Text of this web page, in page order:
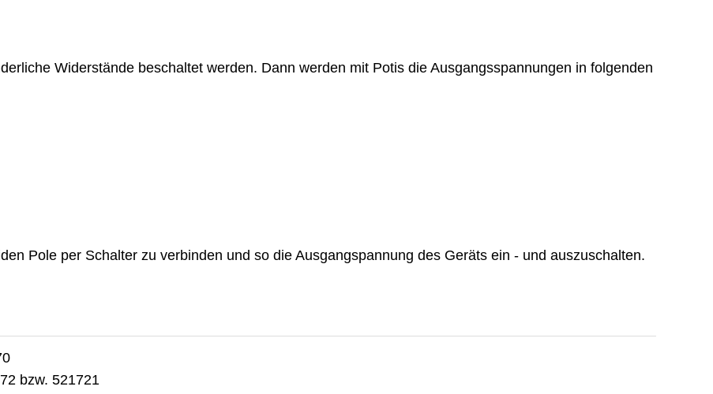
Widerstände beschaltet werden. Dann werden mit Potis die Ausgangsspannungen in folgenden
Pole per Schalter zu verbinden und so die Ausgangspannung des Geräts ein - und auszuschalten.
bzw. 521721